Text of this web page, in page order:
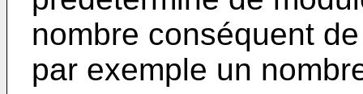
nombre conséquent
par exemple un